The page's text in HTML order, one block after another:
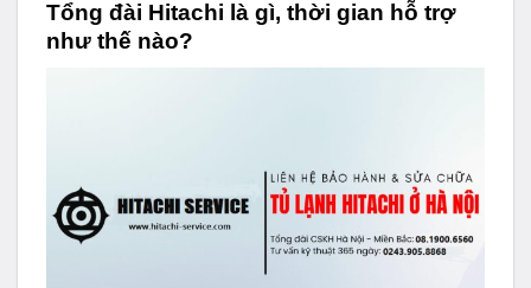
Tổng đài Hitachi là gì, thời gian hỗ trợ
như thế nào?